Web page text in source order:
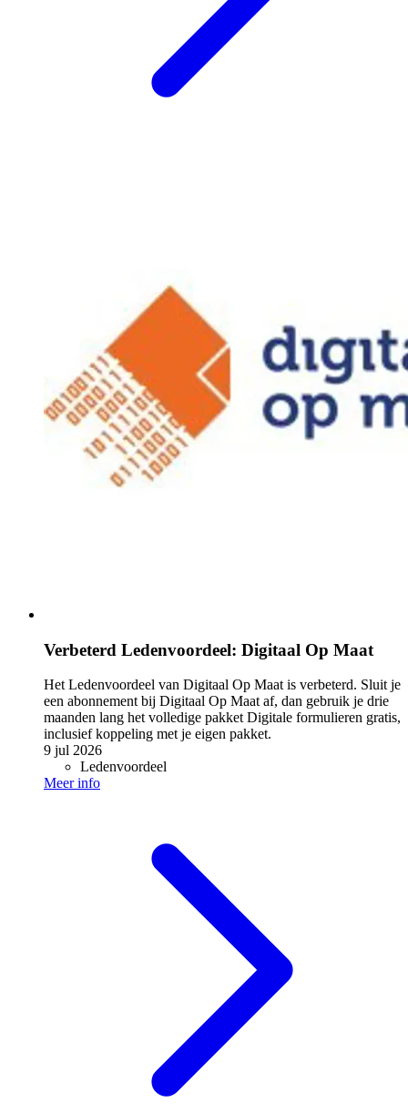
Verbeterd Ledenvoordeel: Digitaal Op Maat
Het Ledenvoordeel van Digitaal Op Maat is verbeterd. Sluit je
een abonnement bij Digitaal Op Maat af, dan gebruik je drie
maanden lang het volledige pakket Digitale formulieren gratis,
inclusief koppeling met je eigen pakket.
9 jul 2026
Ledenvoordeel
Meer info